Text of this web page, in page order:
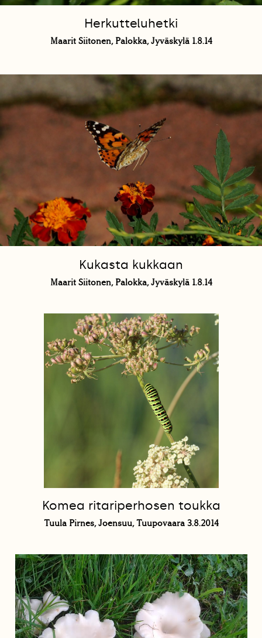
Herkutteluhetki
Maarit Siitonen, Palokka, Jyväskylä 1.8.14
Kukasta kukkaan
Maarit Siitonen, Palokka, Jyväskylä 1.8.14
Komea ritariperhosen toukka
Tuula Pirnes, Joensuu, Tuupovaara 3.8.2014